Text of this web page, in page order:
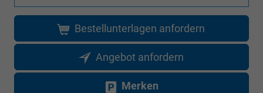
Bestellunterlagen anfordern
Angebot anfordern
Merken